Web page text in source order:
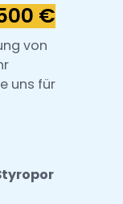
€
von
uns für